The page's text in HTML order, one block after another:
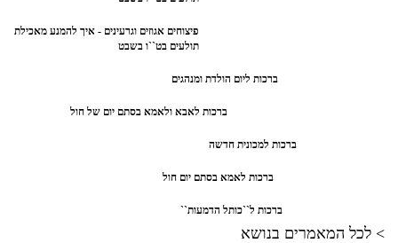
פיצוחים אגוזים וגרעינים - איך להמנע מאכילת
תולעים בט``ו בשבט
ברכות ליום הולדת ומנהגים
ברכות לאבא ולאמא בסתם יום של חול
ברכות למכונית חדשה
ברכות לאמא בסתם יום חול
ברכות ל``כותל הדמעות``
> לכל המאמרים בנושא